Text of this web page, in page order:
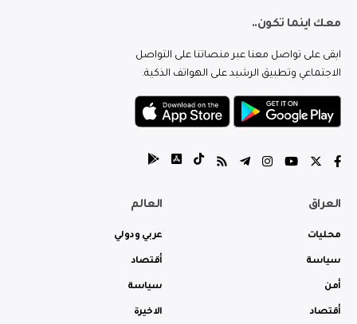
معك اينما تكون..
ابقى على تواصل معنا عبر منصاتنا على التواصل
الاجتماعي وتطبيق الرشيد على الهواتف الذكية.
العراق
محليات
سياسة
أمن
أقتصاد
العالم
عربي ودولي
أقتصاد
سياسة
الاخيرة